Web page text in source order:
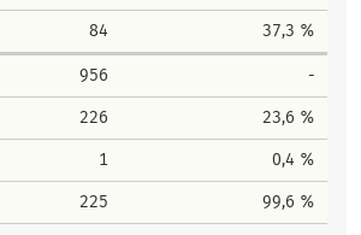
84 37,3 %
956 -
226 23,6 %
1 0,4 %
225 99,6 %